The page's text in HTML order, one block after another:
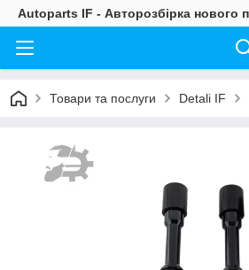
Autoparts IF - Авторозбірка нового
Товари та послуги Detali IF